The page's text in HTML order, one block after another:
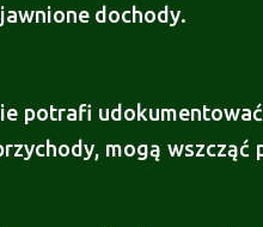
dochody.
potrafi
mogą wszcząć